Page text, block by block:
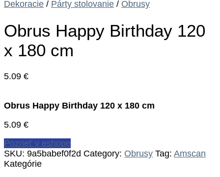
Dekoracie / Párty stolovanie / Obrusy
Obrus Happy Birthday 120
x 180 cm
5.09 €
Obrus Happy Birthday 120 x 180 cm
5.09 €
Pozrieť v eshope
SKU: 9a5babef0f2d Category: Obrusy Tag: Amscan
Kategórie